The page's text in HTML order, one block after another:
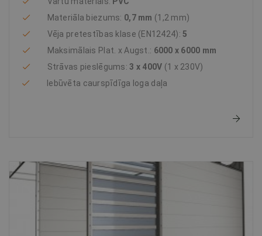
Materiāla biezums: 0,7 mm (1,2 mm)
Vēja pretestības klase (EN12424):5
Maksimālais Plat. x Augst.: 6000 x 6000 mm
Strāvas pieslēgums: 3 x 400V (1 x 230V)
Iebūvēta caurspīdīga loga daļa